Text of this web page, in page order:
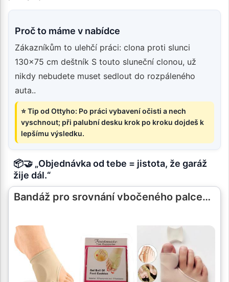
Proč to máme v nabídce
Zákazníkům to ulehčí práci: clona proti slunci
130x75 cm deštník S touto sluneční clonou, už
nikdy nebudete muset sedlout do rozpáleného
auta..
⭐ Tip od Ottyho: Po práci vybavení očisti a nech
vyschnout; při palubní desku krok po kroku dojdeš k
lepšímu výsledku.
📦🤝 „Objednávka od tebe = jistota, že garáž
žije dál.“
Bandáž pro srovnání vbočeného palce…